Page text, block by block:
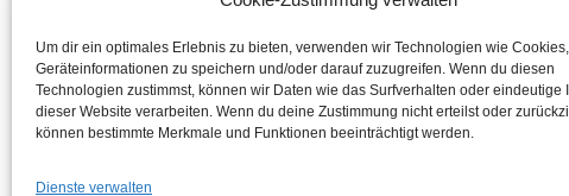
Um dir ein optimales Erlebnis zu bieten, verwenden wir Technologien wie
Geräteinformationen zu speichern und/oder darauf zuzugreifen. Wenn du diesen
Technologien zustimmst, können wir Daten wie das Surfverhalten oder eindeutige
dieser Website verarbeiten. Wenn du deine Zustimmung nicht erteilst oder
können bestimmte Merkmale und Funktionen beeinträchtigt werden.
Dienste verwalten